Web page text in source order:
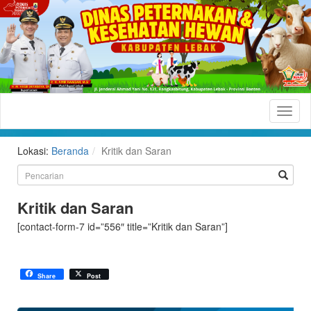
Peternakan
dan
Kesehatan
Hewan
Kabupaten
Lebak
Resmi
Peternakan
Lokasi: Beranda Kritik dan Saran
Kritik dan Saran
[contact-form-7 id=”556″ title=”Kritik dan Saran”]
Share Post